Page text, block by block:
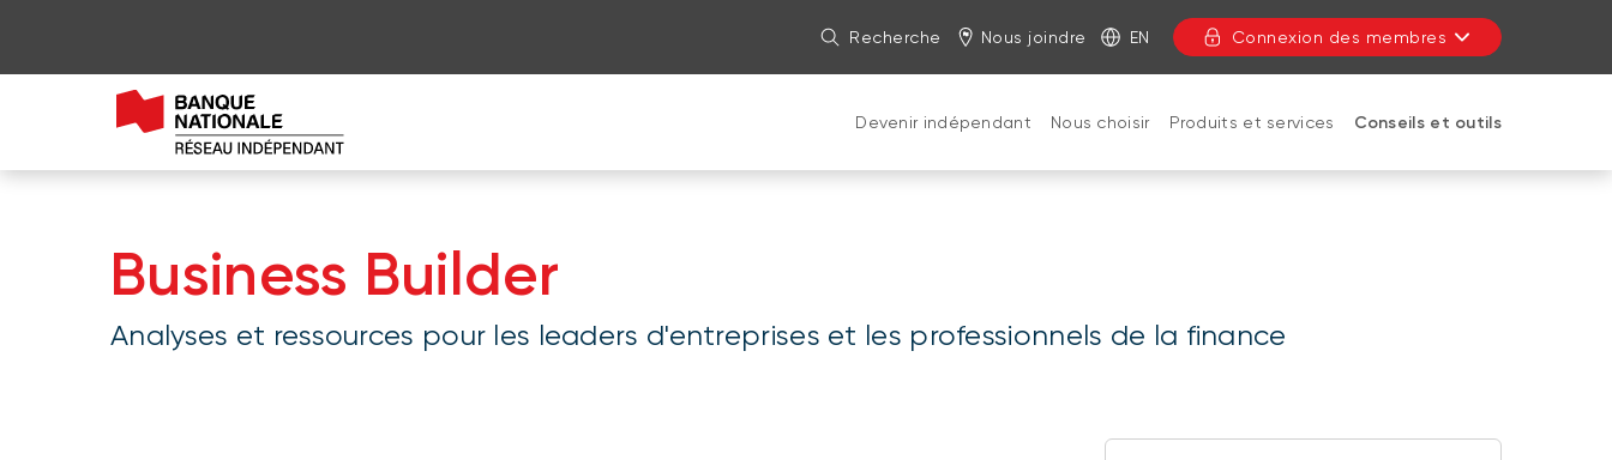
Recherche Nous joindre EN Connexion des membres
Devenir indépendant Nous choisir Produits et services Conseils et outils
Business Builder
Analyses et ressources pour les leaders d'entreprises et les professionnels de la finance